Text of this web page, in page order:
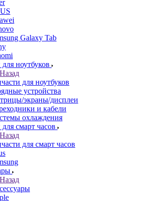
Galaxy Tab
для ноутбуков
для ноутбуков
устройства
экраны/дисплеи
и кабели
охлаждения
для смарт часов
для смарт часов
для телефонов и накладки